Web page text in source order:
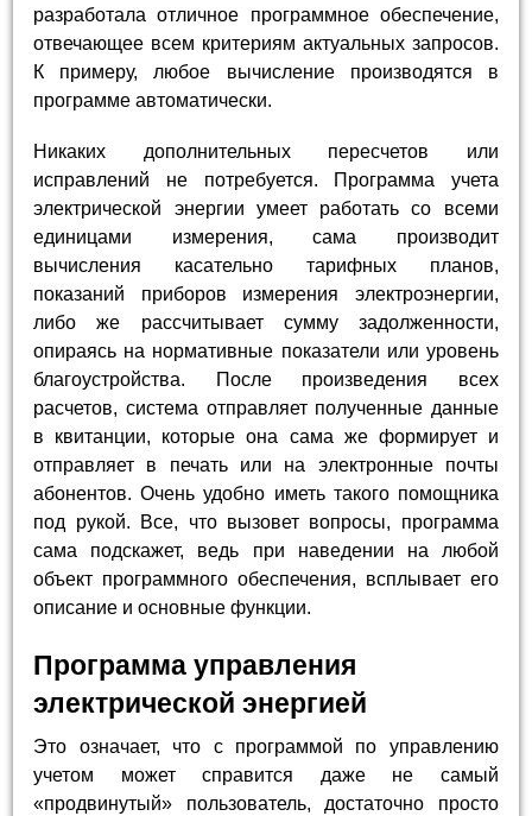
разработала отличное программное обеспечение,
отвечающее всем критериям актуальных запросов.
К примеру, любое вычисление производятся в
программе автоматически.
Никаких дополнительных пересчетов или
исправлений не потребуется. Программа учета
электрической энергии умеет работать со всеми
единицами измерения, сама производит
вычисления касательно тарифных планов,
показаний приборов измерения электроэнергии,
либо же рассчитывает сумму задолженности,
опираясь на нормативные показатели или уровень
благоустройства. После произведения всех
расчетов, система отправляет полученные данные
в квитанции, которые она сама же формирует и
отправляет в печать или на электронные почты
абонентов. Очень удобно иметь такого помощника
под рукой. Все, что вызовет вопросы, программа
сама подскажет, ведь при наведении на любой
объект программного обеспечения, всплывает его
описание и основные функции.
Программа управления
электрической энергией
Это означает, что с программой по управлению
учетом может справится даже не самый
«продвинутый» пользователь, достаточно просто